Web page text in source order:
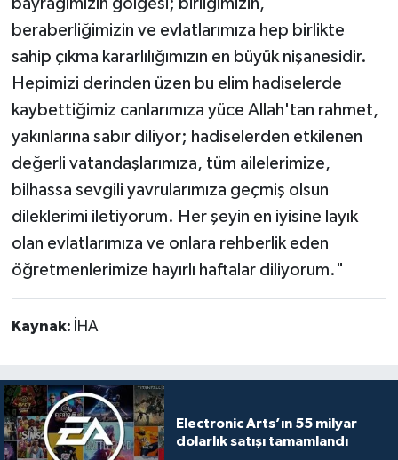
beraberliğimizin ve evlatlarımıza hep birlikte
sahip çıkma kararlılığımızın en büyük nişanesidir.
Hepimizi derinden üzen bu elim hadiselerde
kaybettiğimiz canlarımıza yüce Allah'tan rahmet,
yakınlarına sabır diliyor; hadiselerden etkilenen
değerli vatandaşlarımıza, tüm ailelerimize,
bilhassa sevgili yavrularımıza geçmiş olsun
dileklerimi iletiyorum. Her şeyin en iyisine layık
olan evlatlarımıza ve onlara rehberlik eden
öğretmenlerimize hayırlı haftalar diliyorum."
Kaynak: İHA
Electronic Arts’ın 55 milyar
dolarlık satışı tamamlandı